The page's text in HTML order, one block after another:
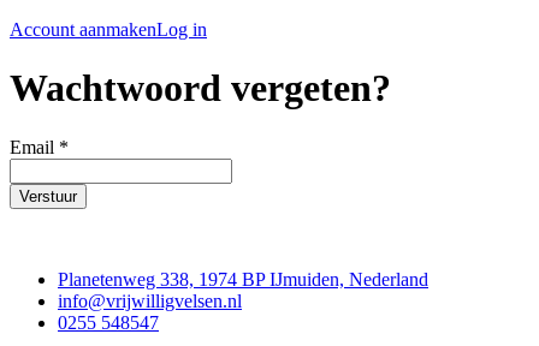
Account aanmakenLog in
Wachtwoord vergeten?
Email *
Verstuur
Planetenweg 338, 1974 BP IJmuiden, Nederland
info@vrijwilligvelsen.nl
0255 548547